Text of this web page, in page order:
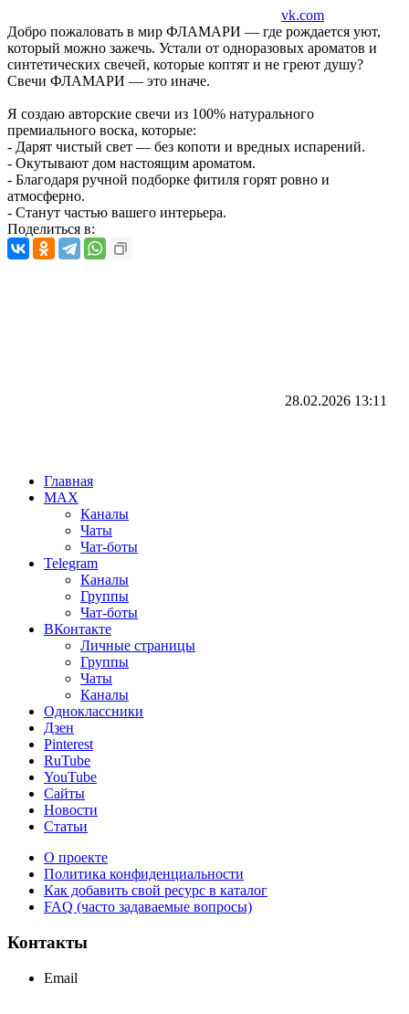
vk.com
Добро пожаловать в мир ФЛАМАРИ — где рождается уют,
который можно зажечь. Устали от одноразовых ароматов и
синтетических свечей, которые коптят и не греют душу?
Свечи ФЛАМАРИ — это иначе.
Я создаю авторские свечи из 100% натурального
премиального воска, которые:
- Дарят чистый свет — без копоти и вредных испарений.
- Окутывают дом настоящим ароматом.
- Благодаря ручной подборке фитиля горят ровно и
атмосферно.
- Станут частью вашего интерьера.
Поделиться в:
28.02.2026 13:11
Главная
MAX
Каналы
Чаты
Чат-боты
Telegram
Каналы
Группы
Чат-боты
ВКонтакте
Личные страницы
Группы
Чаты
Каналы
Одноклассники
Дзен
Pinterest
RuTube
YouTube
Сайты
Новости
Статьи
О проекте
Политика конфиденциальности
Как добавить свой ресурс в каталог
FAQ (часто задаваемые вопросы)
Контакты
Email